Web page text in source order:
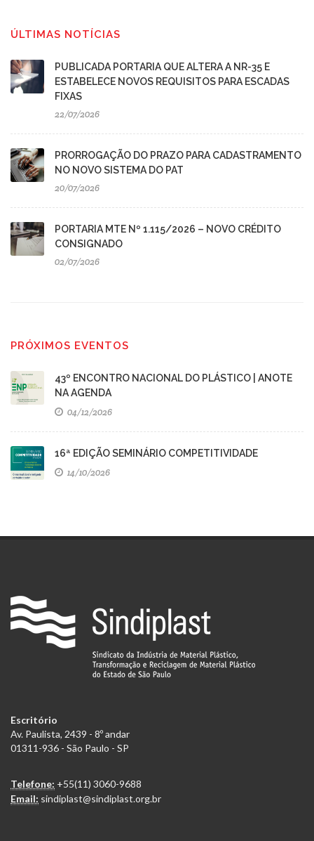
ÚLTIMAS NOTÍCIAS
PUBLICADA PORTARIA QUE ALTERA A NR-35 E
ESTABELECE NOVOS REQUISITOS PARA ESCADAS
FIXAS
22/07/2026
PRORROGAÇÃO DO PRAZO PARA CADASTRAMENTO
NO NOVO SISTEMA DO PAT
20/07/2026
PORTARIA MTE Nº 1.115/2026 – NOVO CRÉDITO
CONSIGNADO
02/07/2026
PRÓXIMOS EVENTOS
43º ENCONTRO NACIONAL DO PLÁSTICO | ANOTE
NA AGENDA
04/12/2026
16ª EDIÇÃO SEMINÁRIO COMPETITIVIDADE
14/10/2026
Escritório
Av. Paulista, 2439 - 8º andar
01311-936 - São Paulo - SP
Telefone: +55(11) 3060-9688
Email: sindiplast@sindiplast.org.br